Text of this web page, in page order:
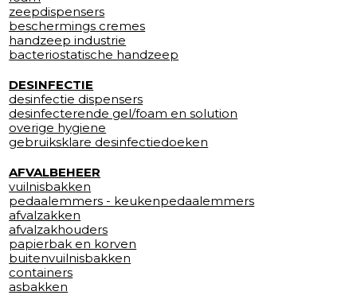
zeepdispensers
beschermings cremes
handzeep industrie
bacteriostatische handzeep
DESINFECTIE
desinfectie dispensers
desinfecterende gel/foam en solution
overige hygiene
gebruiksklare desinfectiedoeken
AFVALBEHEER
vuilnisbakken
pedaalemmers - keukenpedaalemmers
afvalzakken
afvalzakhouders
papierbak en korven
buitenvuilnisbakken
containers
asbakken